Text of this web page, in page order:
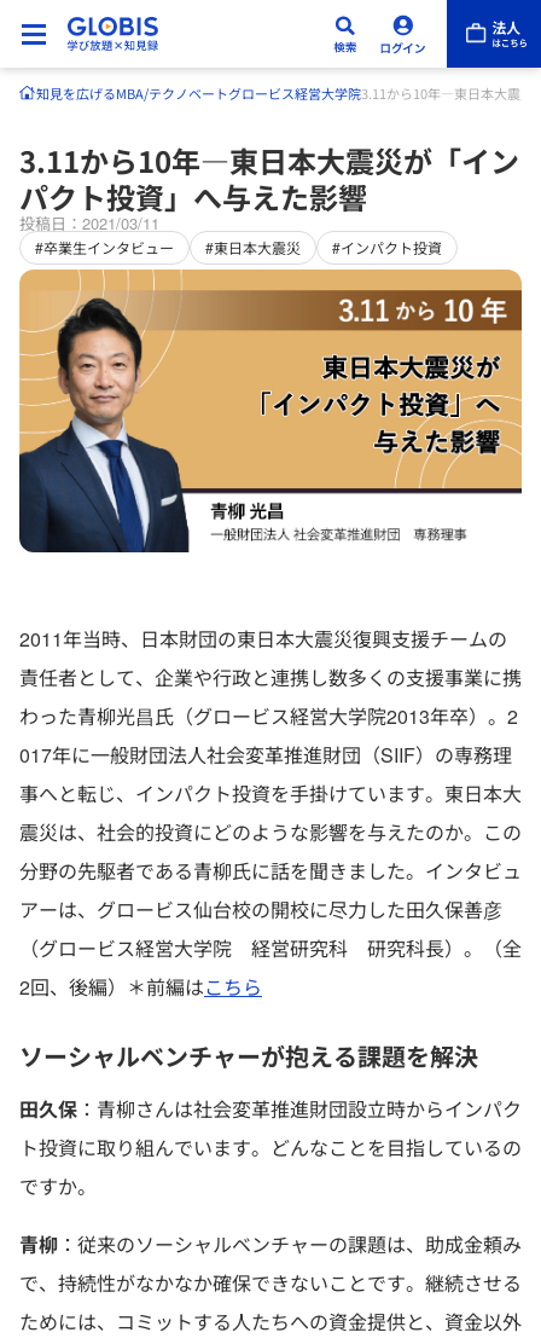
知見を広げるMBA/テクノベートグロービス経営大学院3.11から10年―東日本大震災
3.11から10年―東日本大震災が「イン
パクト投資」へ与えた影響
投稿日：2021/03/11
#卒業生インタビュー #東日本大震災 #インパクト投資
2011年当時、日本財団の東日本大震災復興支援チームの
責任者として、企業や行政と連携し数多くの支援事業に携
わった青柳光昌氏（グロービス経営大学院2013年卒）。2
017年に一般財団法人社会変革推進財団（SIIF）の専務理
事へと転じ、インパクト投資を手掛けています。東日本大
震災は、社会的投資にどのような影響を与えたのか。この
分野の先駆者である青柳氏に話を聞きました。インタビュ
アーは、グロービス仙台校の開校に尽力した田久保善彦
（グロービス経営大学院 経営研究科 研究科長）。（全
2回、後編）＊前編はこちら
ソーシャルベンチャーが抱える課題を解決
田久保 ：青柳さんは社会変革推進財団設立時からインパク
ト投資に取り組んでいます。どんなことを目指しているの
ですか。
青柳 ：従来のソーシャルベンチャーの課題は、助成金頼み
で、持続性がなかなか確保できないことです。継続させる
ためには、コミットする人たちへの資金提供と、資金以外